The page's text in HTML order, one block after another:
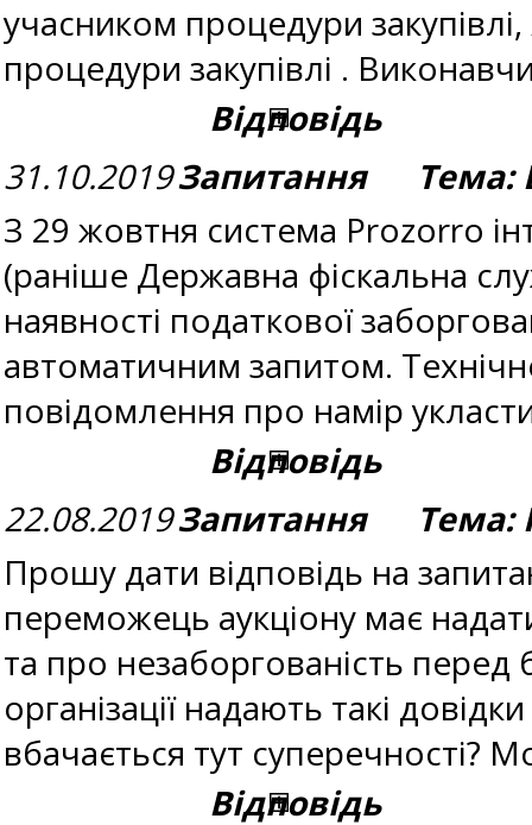
учасником процедури
процедури закупівлі .
Відповідь
31.10.2019Запитання Тема:
З 29 жовтня система Prozorro
(раніше Державна фіскальна
наявності податкової
автоматичним запитом.
повідомлення про намір
Відповідь
22.08.2019Запитання Тема:
Прошу дати відповідь на
переможець аукціону має
та про незаборгованість
організації надають такі
вбачається тут суперечності?
Відповідь